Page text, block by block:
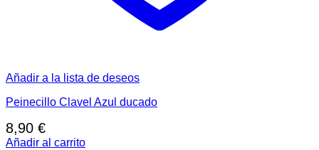
Añadir a la lista de deseos
Peinecillo Clavel Azul ducado
8,90 €
Añadir al carrito